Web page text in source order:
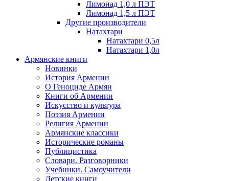
Лимонад 1,0 л ПЭТ
Лимонад 1,5 л ПЭТ
Другие производители
Натахтари
Натахтари 0,5л
Натахтари 1,0л
Армянские книги
Новинки
История Армении
О Геноциде Армян
Книги об Армении
Иcкусство и культура
Поэзия Армении
Религия Армении
Армянские классики
Исторические романы
Публицистика
Словари. Разговорники
Учебники. Самоучители
Детские книги